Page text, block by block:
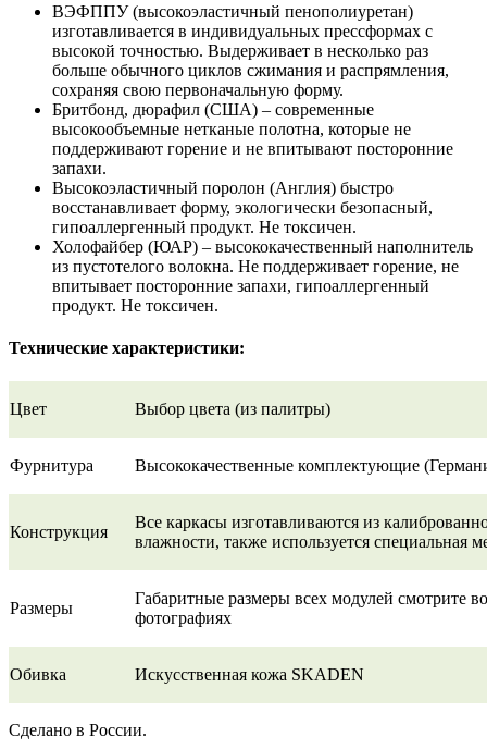
ВЭФППУ (высокоэластичный пенополиуретан)
изготавливается в индивидуальных прессформах с
высокой точностью. Выдерживает в несколько раз
больше обычного циклов сжимания и распрямления,
сохраняя свою первоначальную форму.
Бритбонд, дюрафил (США) – современные
высокообъемные нетканые полотна, которые не
поддерживают горение и не впитывают посторонние
запахи.
Высокоэластичный поролон (Англия) быстро
восстанавливает форму, экологически безопасный,
гипоаллергенный продукт. Не токсичен.
Холофайбер (ЮАР) – высококачественный наполнитель
из пустотелого волокна. Не поддерживает горение, не
впитывает посторонние запахи, гипоаллергенный
продукт. Не токсичен.
Технические характеристики:
Цвет Выбор цвета (из палитры)
Фурнитура Высококачественные комплектующие
Конструкция
Все каркасы изготавливаются из
влажности, также используется специальная
Размеры
Габаритные размеры всех модулей смотрите
фотографиях
Обивка Искусственная кожа SKADEN
Сделано в России.